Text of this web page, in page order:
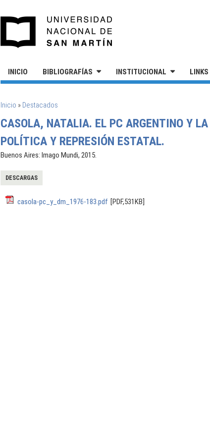
INICIO BIBLIOGRAFÍAS INSTITUCIONAL LINKS
SE ENCUENTRA USTED AQUÍ
Inicio » Destacados
CASOLA, NATALIA. EL PC ARGENTINO Y
POLÍTICA Y REPRESIÓN ESTATAL.
Buenos Aires: Imago Mundi, 2015.
DESCARGAS
casola-pc_y_dm_1976-183.pdf [PDF,531KB]